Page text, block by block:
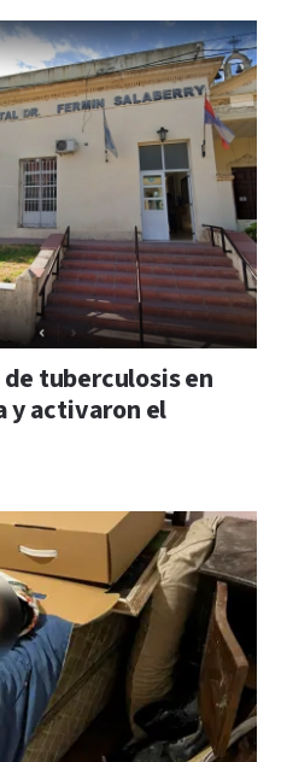
tuberculosis en
y activaron el